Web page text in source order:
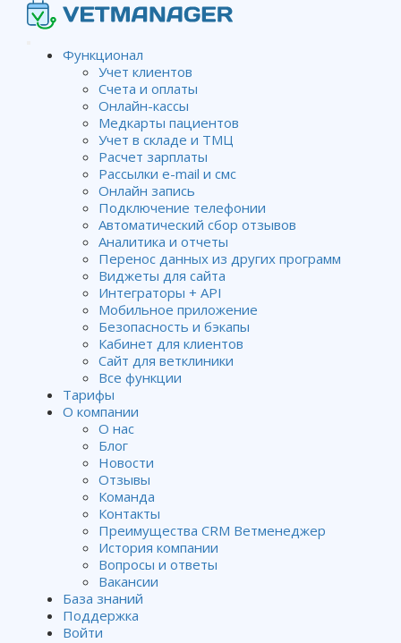
Функционал
Учет клиентов
Счета и оплаты
Онлайн-кассы
Медкарты пациентов
Учет в складе и ТМЦ
Расчет зарплаты
Рассылки e-mail и смс
Онлайн запись
Подключение телефонии
Автоматический сбор отзывов
Аналитика и отчеты
Перенос данных из других программ
Виджеты для сайта
Интеграторы + API
Мобильное приложение
Безопасность и бэкапы
Кабинет для клиентов
Сайт для ветклиники
Все функции
Тарифы
О компании
О нас
Блог
Новости
Отзывы
Команда
Контакты
Преимущества CRM Ветменеджер
История компании
Вопросы и ответы
Вакансии
База знаний
Поддержка
Войти
Как работать в условиях
эпидемии
Алена Матвейчук .
Опубликован 18.03.2020